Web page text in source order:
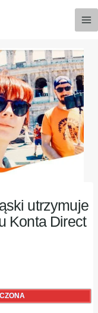
utrzymuje
Konta Direct